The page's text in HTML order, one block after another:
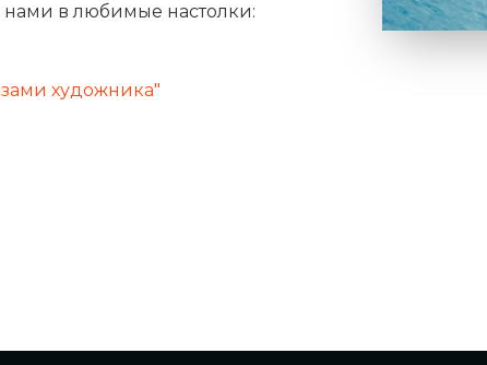
нами в любимые настолки:
художника"